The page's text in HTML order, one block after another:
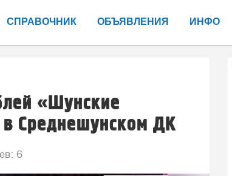
СПРАВОЧНИК ОБЪЯВЛЕНИЯ ИНФО
«Шунские
Среднешунском ДК
6